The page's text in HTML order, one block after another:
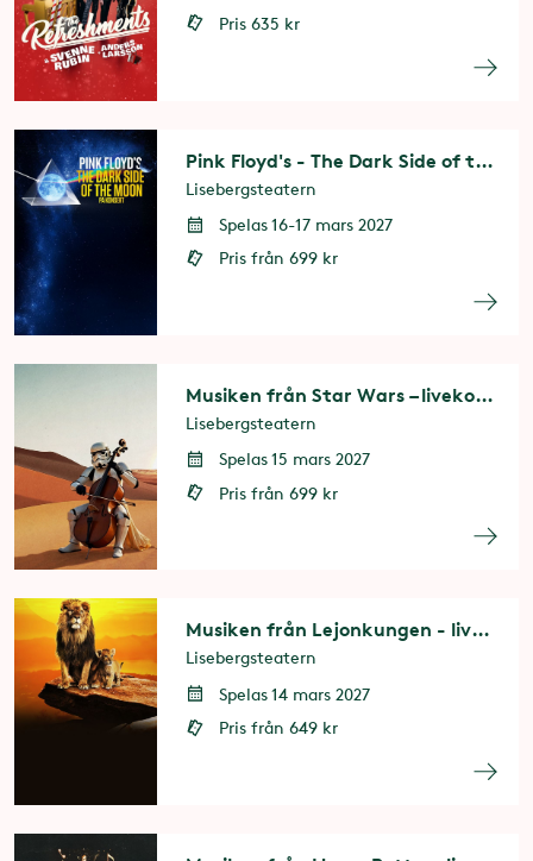
Pris 635 kr
Pink Floyd's - The Dark Side of the Moon
Lisebergsteatern
Spelas 16-17 mars 2027
Pris från 699 kr
Musiken från Star Wars – livekonsert
Lisebergsteatern
Spelas 15 mars 2027
Pris från 699 kr
Musiken från Lejonkungen - livekonsert
Lisebergsteatern
Spelas 14 mars 2027
Pris från 649 kr